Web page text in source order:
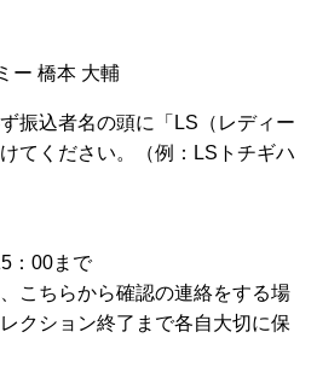
ー 橋本 大輔
振込者名の頭に「LS（レディー
てください。（例：LSトチギハ
：00まで
こちらから確認の連絡をする場
クション終了まで各自大切に保